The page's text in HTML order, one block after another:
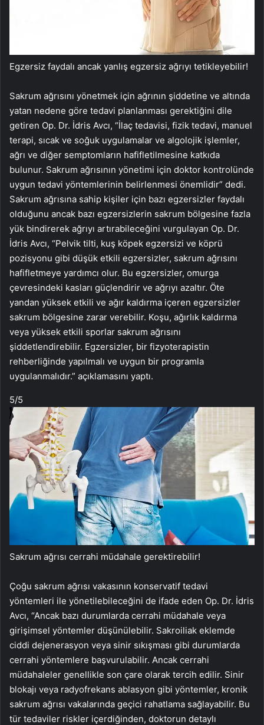
Egzersiz faydalı ancak yanlış egzersiz ağrıyı tetikleyebilir!
Sakrum ağrısını yönetmek için ağrının şiddetine ve altında
yatan nedene göre tedavi planlanması gerektiğini dile
getiren Op. Dr. İdris Avcı, “İlaç tedavisi, fizik tedavi, manuel
terapi, sıcak ve soğuk uygulamalar ve algolojik işlemler,
ağrı ve diğer semptomların hafifletilmesine katkıda
bulunur. Sakrum ağrısının yönetimi için doktor kontrolünde
uygun tedavi yöntemlerinin belirlenmesi önemlidir” dedi.
Sakrum ağrısına sahip kişiler için bazı egzersizler faydalı
olduğunu ancak bazı egzersizlerin sakrum bölgesine fazla
yük bindirerek ağrıyı artırabileceğini vurgulayan Op. Dr.
İdris Avcı, “Pelvik tilti, kuş köpek egzersizi ve köprü
pozisyonu gibi düşük etkili egzersizler, sakrum ağrısını
hafifletmeye yardımcı olur. Bu egzersizler, omurga
çevresindeki kasları güçlendirir ve ağrıyı azaltır. Öte
yandan yüksek etkili ve ağır kaldırma içeren egzersizler
sakrum bölgesine zarar verebilir. Koşu, ağırlık kaldırma
veya yüksek etkili sporlar sakrum ağrısını
şiddetlendirebilir. Egzersizler, bir fizyoterapistin
rehberliğinde yapılmalı ve uygun bir programla
uygulanmalıdır.” açıklamasını yaptı.
5/5
Sakrum ağrısı cerrahi müdahale gerektirebilir!
Çoğu sakrum ağrısı vakasının konservatif tedavi
yöntemleri ile yönetilebileceğini de ifade eden Op. Dr. İdris
Avcı, “Ancak bazı durumlarda cerrahi müdahale veya
girişimsel yöntemler düşünülebilir. Sakroiliak eklemde
ciddi dejenerasyon veya sinir sıkışması gibi durumlarda
cerrahi yöntemlere başvurulabilir. Ancak cerrahi
müdahaleler genellikle son çare olarak tercih edilir. Sinir
blokajı veya radyofrekans ablasyon gibi yöntemler, kronik
sakrum ağrısı vakalarında geçici rahatlama sağlayabilir. Bu
tür tedaviler riskler içerdiğinden, doktorun detaylı